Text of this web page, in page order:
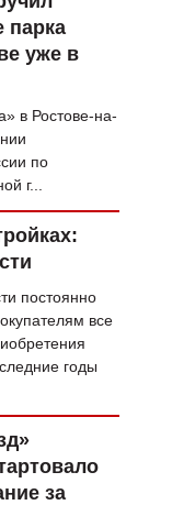
парка
уже в
в Ростове-на-
по
г...
постоянно
все
годы
за